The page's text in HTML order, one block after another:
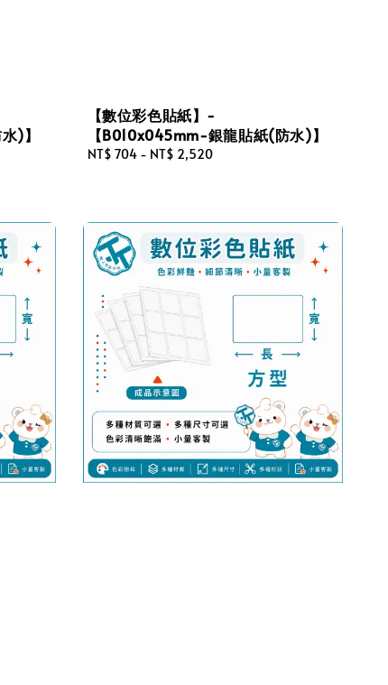
)】
【數位彩色貼紙】-
【B010x045mm-銀龍貼紙(防水)】
Regular
NT$ 704- NT$ 2,520